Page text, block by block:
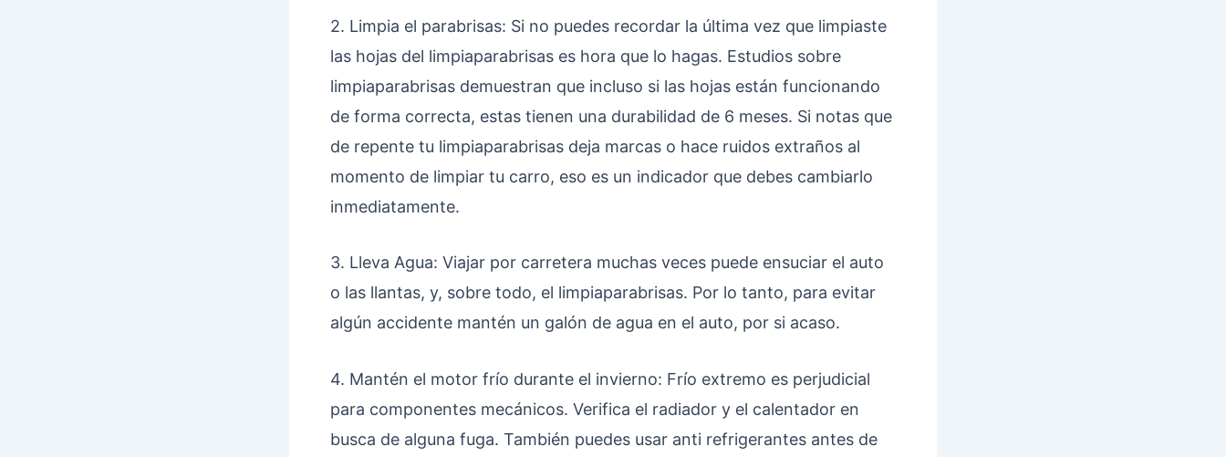
2. Limpia el parabrisas: Si no puedes recordar la última vez que limpiaste
las hojas del limpiaparabrisas es hora que lo hagas. Estudios sobre
limpiaparabrisas demuestran que incluso si las hojas están funcionando
de forma correcta, estas tienen una durabilidad de 6 meses. Si notas que
de repente tu limpiaparabrisas deja marcas o hace ruidos extraños al
momento de limpiar tu carro, eso es un indicador que debes cambiarlo
inmediatamente.
3. Lleva Agua: Viajar por carretera muchas veces puede ensuciar el auto
o las llantas, y, sobre todo, el limpiaparabrisas. Por lo tanto, para evitar
algún accidente mantén un galón de agua en el auto, por si acaso.
4. Mantén el motor frío durante el invierno: Frío extremo es perjudicial
para componentes mecánicos. Verifica el radiador y el calentador en
busca de alguna fuga. También puedes usar anti refrigerantes antes de